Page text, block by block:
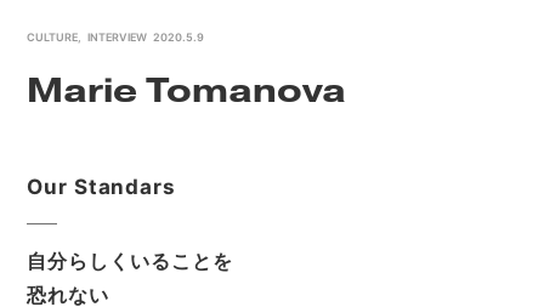
CULTURE ,INTERVIEW 2020.5.9
Marie Tomanova
Our Standars
自分らしくいることを
恐れない